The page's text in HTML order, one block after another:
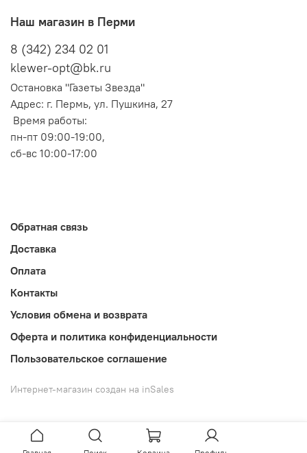
Наш магазин в Перми
8 (342) 234 02 01
klewer-opt@bk.ru
Остановка "Газеты Звезда"
Адрес: г. Пермь, ул. Пушкина, 27
Время работы:
пн-пт 09:00-19:00,
сб-вс 10:00-17:00
Обратная связь
Доставка
Оплата
Контакты
Условия обмена и возврата
Оферта и политика конфиденциальности
Пользовательское соглашение
Интернет-магазин создан на inSales